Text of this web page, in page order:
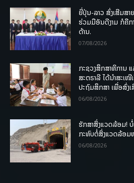
ຍີ່ປຸ່ນ-ລາວ ສົ່ງເສີມສ
ຮ່ວມມືອັນດີງາມ ກໍຄືກ
ດ້ານ.
07/08/2026
ກະຊວງສຶກສາທິການ
ສະຕຣາລີ ໄດ້ນຳສະເ
ປະຖົມສຶກສາ ເພື່ອສົ່ງ
06/08/2026
ຮັກສາສິ່ງແວດລ້ອມ!
ກະທົບຕໍ່ສິ່ງແວດລ້ອ
06/08/2026